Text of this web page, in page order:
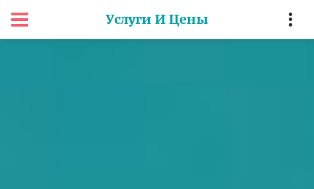
Услуги И Цены